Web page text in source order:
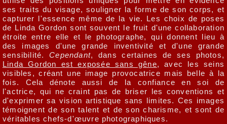
ses traits du visage, souligner la forme de son corps, et
capturer l'essence même de la vie. Les choix de poses
de Linda Gordon sont souvent le fruit d'une collaboration
étroite entre elle et le photographe, qui donnent lieu à
des images d'une grande inventivité et d'une grande
sensibilité.Cependant, dans certaines de ses photos,
Linda Gordon est exposée sans gêne, avec les seins
visibles, créant une image provocatrice mais belle à la
fois. Cela dénote aussi de la confiance en soi de
l'actrice, qui ne craint pas de briser les conventions et
d'exprimer sa vision artistique sans limites. Ces images
témoignent de son talent et de son charisme, et sont de
véritables chefs-d'œuvre photographiques.